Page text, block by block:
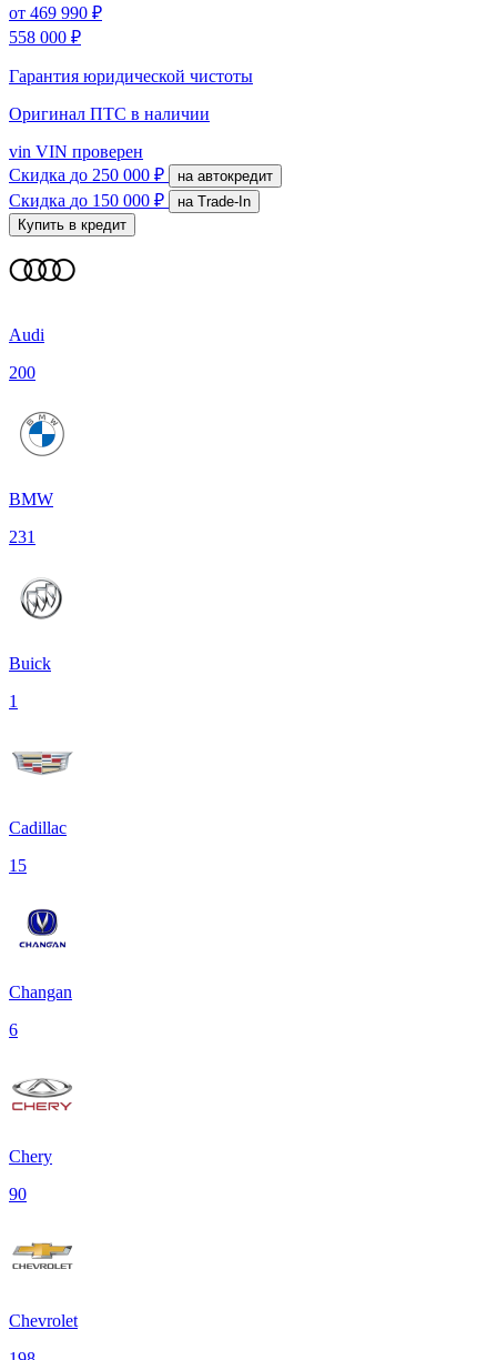
от 469 990 ₽
558 000 ₽
Гарантия юридической чистоты
Оригинал ПТС в наличии
vin VIN проверен
Скидка до 250 000 ₽ на автокредит
Скидка до 150 000 ₽
на Trade-In
Купить в кредит
Audi
200
BMW
231
Buick
1
Cadillac
15
Changan
6
Chery
90
Chevrolet